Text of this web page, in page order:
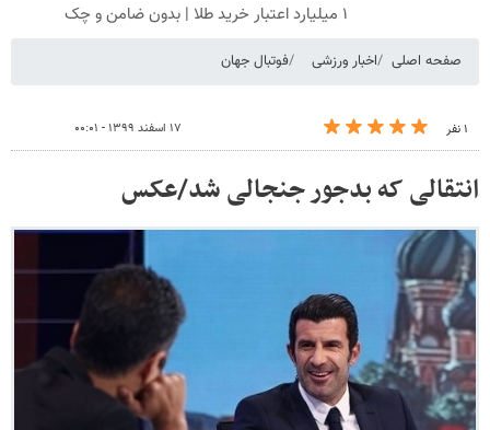
۱ میلیارد اعتبار خرید طلا | بدون ضامن و چک
صفحه اصلی اخبار ورزشی فوتبال جهان
۱ نفر ۱۷ اسفند ۱۳۹۹ - ۰۰:۰۱
انتقالی که بدجور جنجالی شد/عکس